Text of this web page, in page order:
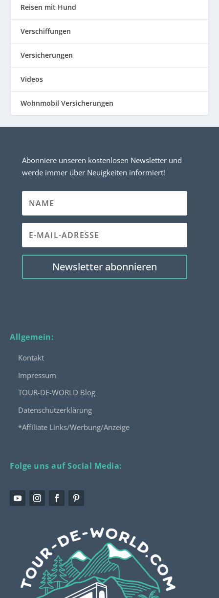
Reisen mit Hund
Verschiffungen
Versicherungen
Videos
Wohnmobil Versicherungen
Abonniere unseren kostenlosen Newsletter und
werde immer über Neuigkeiten informiert!
Newsletter abonnieren
Allgemein:
Kontakt
Impressum
TOUR-DE-WORLD Blog
Datenschutzerklärung
*Affiliate Links/Werbung/Anzeige
Folge uns auf Social Media: